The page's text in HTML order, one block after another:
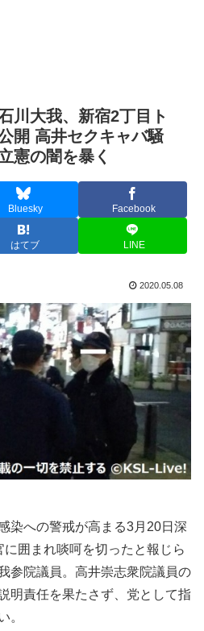
川大我、新宿2丁目ト
開 高井セクキャバ騒
憲の闇を暴く
Bluesky Facebook
はてブ LINE
2020.05.08
染への警戒が高まる3月20日深
囲まれ啖呵を切ったと報じら
参院議員。高井崇志衆院議員の
明責任を果たさず、党として指
。